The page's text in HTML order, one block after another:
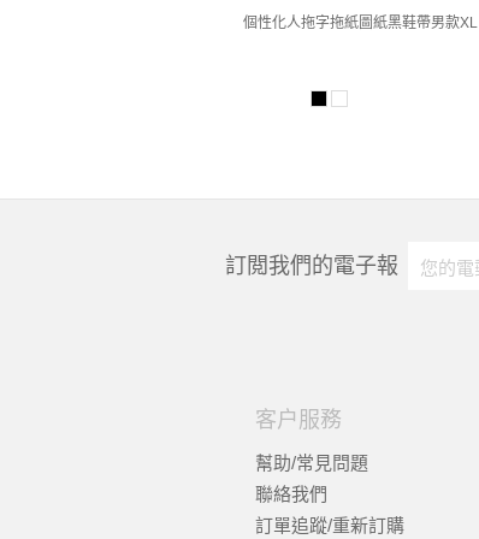
個性化人拖字拖紙圖紙黑鞋帶男款XL
訂閲我們的電子報
客户服務
幫助/常見問題
聯絡我們
訂單追蹤/重新訂購